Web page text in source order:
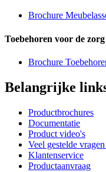
Brochure
Toebehoren voor de zorg
Brochure
Belangrijke
Productbrochures
Documentatie
Product video's
Veel gestelde
Klantenservice
Productaanvraag